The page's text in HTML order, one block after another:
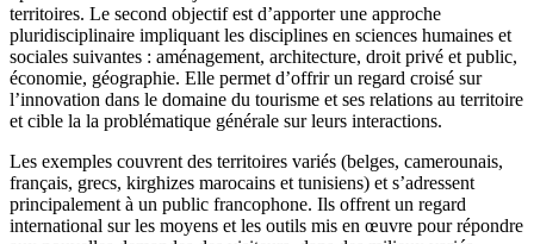
territoires. Le second objectif est d’apporter une approche
pluridisciplinaire impliquant les disciplines en sciences humaines et
sociales suivantes : aménagement, architecture, droit privé et public,
économie, géographie. Elle permet d’offrir un regard croisé sur
l’innovation dans le domaine du tourisme et ses relations au territoire
et cible la la problématique générale sur leurs interactions.
Les exemples couvrent des territoires variés (belges, camerounais,
français, grecs, kirghizes marocains et tunisiens) et s’adressent
principalement à un public francophone. Ils offrent un regard
international sur les moyens et les outils mis en œuvre pour répondre